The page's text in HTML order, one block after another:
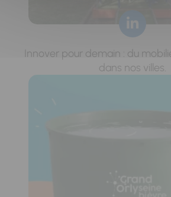
Innover pour demain : du
dans nos villes.